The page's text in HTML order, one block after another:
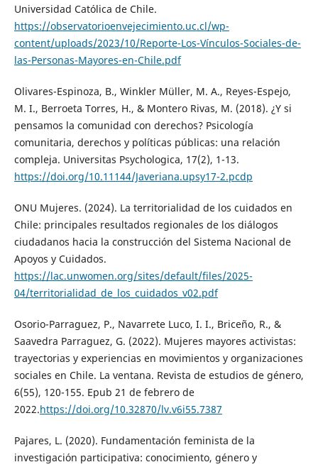
Universidad Católica de Chile.
https://observatorioenvejecimiento.uc.cl/wp-
content/uploads/2023/10/Reporte-Los-Vínculos-Sociales-de-
las-Personas-Mayores-en-Chile.pdf
Olivares-Espinoza, B., Winkler Müller, M. A., Reyes-Espejo,
M. I., Berroeta Torres, H., & Montero Rivas, M. (2018). ¿Y si
pensamos la comunidad con derechos? Psicología
comunitaria, derechos y políticas públicas: una relación
compleja. Universitas Psychologica, 17(2), 1-13.
https://doi.org/10.11144/Javeriana.upsy17-2.pcdp
ONU Mujeres. (2024). La territorialidad de los cuidados en
Chile: principales resultados regionales de los diálogos
ciudadanos hacia la construcción del Sistema Nacional de
Apoyos y Cuidados.
https://lac.unwomen.org/sites/default/files/2025-
04/territorialidad_de_los_cuidados_v02.pdf
Osorio-Parraguez, P., Navarrete Luco, I. I., Briceño, R., &
Saavedra Parraguez, G. (2022). Mujeres mayores activistas:
trayectorias y experiencias en movimientos y organizaciones
sociales en Chile. La ventana. Revista de estudios de género,
6(55), 120-155. Epub 21 de febrero de
2022.https://doi.org/10.32870/lv.v6i55.7387
Pajares, L. (2020). Fundamentación feminista de la
investigación participativa: conocimiento, género y